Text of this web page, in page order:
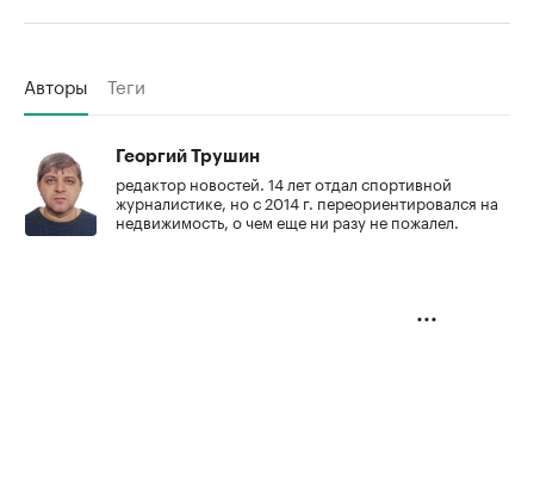
Авторы Теги
Георгий Трушин
редактор новостей. 14 лет отдал спортивной
журналистике, но с 2014 г. переориентировался на
недвижимость, о чем еще ни разу не пожалел.